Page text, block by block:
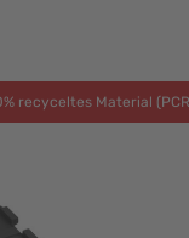
Set
recyceltes Material